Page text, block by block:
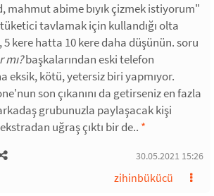
mahmut abime bıyık çizmek istiyorum"
tavlamak için kullandığı olta
5 kere hatta 10 kere daha düşünün. soru
mı?başkalarından eski telefon
eksik, kötü, yetersiz biri yapmıyor.
son çıkanını da getirseniz en fazla
grubunuzla paylaşacak kişi
uğraş çıktı bir de.. *
30.05.2021 15:26
zihinbükücü